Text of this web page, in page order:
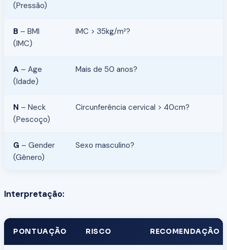
(Pressão)
B – BMI
(IMC)
IMC > 35kg/m²?
A – Age
(Idade)
Mais de 50 anos?
N – Neck
(Pescoço)
Circunferência cervical > 40cm?
G – Gender
(Gênero)
Sexo masculino?
Interpretação:
PONTUAÇÃO RISCO RECOMENDAÇÃO